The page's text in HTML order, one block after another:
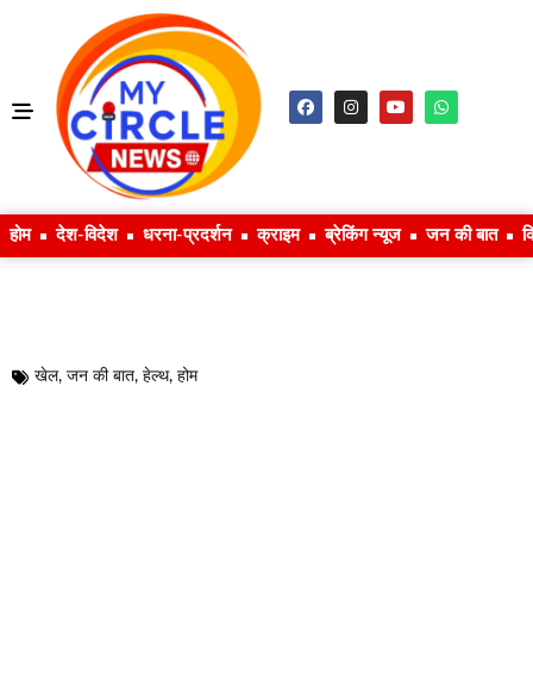
होम देश-विदेश धरना-प्रदर्शन क्राइम ब्रेकिंग न्यूज जन की बात
खेल, जन की बात, हेल्थ, होम